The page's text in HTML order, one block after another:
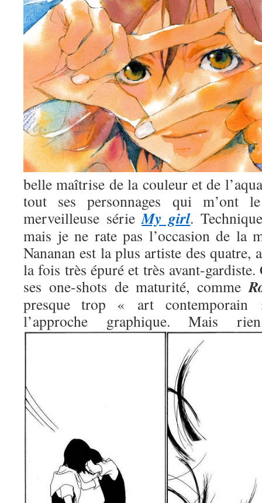
belle maîtrise de la couleur et de
tout ses personnages qui m’ont
merveilleuse sérieMy girl.
mais je ne rate pas l’occasion de la
Nananan est la plus artiste des quatre,
la fois très épuré et très avant-
ses one-shots de maturité, comme
presque trop « art contemporain
l’approche graphique. Mais